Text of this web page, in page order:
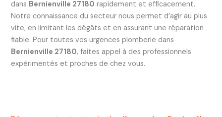
dans Bernienville 27180 rapidement et efficacement.
Notre connaissance du secteur nous permet d’agir au plus
vite, en limitant les dégâts et en assurant une réparation
fiable. Pour toutes vos urgences plomberie dans
Bernienville 27180, faites appel à des professionnels
expérimentés et proches de chez vous.